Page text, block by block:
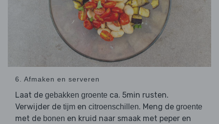
6. Afmaken en serveren
Laat de gebakken groente ca. 5min rusten.
Verwijder de tijm en citroenschillen. Meng de groente
met de bonen en kruid naar smaak met peper en